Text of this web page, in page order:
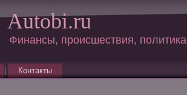
Autobi.ru
Финансы, происшествия, политика
Контакты